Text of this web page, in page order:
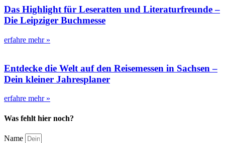
Das Highlight für Leseratten und Literaturfreunde –
Die Leipziger Buchmesse
erfahre mehr »
Entdecke die Welt auf den Reisemessen in Sachsen –
Dein kleiner Jahresplaner
erfahre mehr »
Was fehlt hier noch?
Name